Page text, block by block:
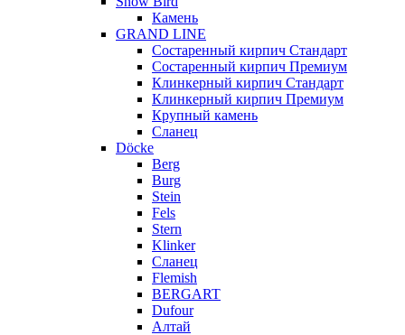
Камень
GRAND LINE
Состаренный кирпич Стандарт
Состаренный кирпич Премиум
Клинкерный кирпич Стандарт
Клинкерный кирпич Премиум
Крупный камень
Сланец
Döcke
Berg
Burg
Stein
Fels
Stern
Klinker
Сланец
Flemish
BERGART
Dufour
Алтай